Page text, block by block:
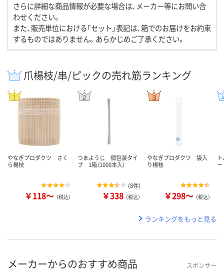
さらに詳細な商品情報が必要な場合は、メーカー等にお問い合
わせください。
また、販売単位における「セット」表記は、箱でのお届けをお約束
するものではありません。あらかじめご了承ください。
爪楊枝/串/ピックの売れ筋ランキング
やなぎプロダクツ さく
ら楊枝
￥118～ （税込）
つまようじ 個包装タイ
プ 1箱（1000本入）
(8件)
￥338 （税込）
やなぎプロダクツ 袋入
り楊枝
￥298～ （税込）
ランキングをもっと見る
メーカーからのおすすめ商品 スポンサー